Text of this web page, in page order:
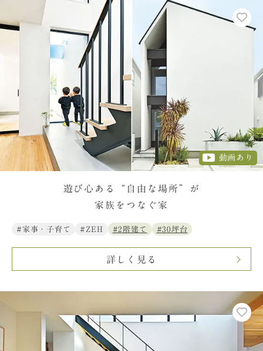
動画あり
遊び心ある“自由な場所”が
家族をつなぐ家
#家事・子育て #ZEH #2階建て #30坪台
詳しく見る